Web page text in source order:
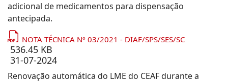
adicional de medicamentos para dispensação
antecipada.
NOTA TÉCNICA Nº 03/2021 - DIAF/SPS/SES/SC
536.45 KB
31-07-2024
Renovação automática do LME do CEAF durante a